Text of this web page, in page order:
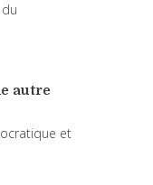
autre
et